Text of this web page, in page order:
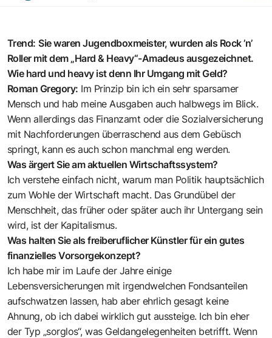
Trend: Sie waren Jugendboxmeister, wurden als Rock ’n’
Roller mit dem „Hard & Heavy“-Amadeus ausgezeichnet.
Wie hard und heavy ist denn Ihr Umgang mit Geld?
Roman Gregory: Im Prinzip bin ich ein sehr sparsamer
Mensch und hab meine Ausgaben auch halbwegs im Blick.
Wenn allerdings das Finanzamt oder die Sozialversicherung
mit Nachforderungen überraschend aus dem Gebüsch
springt, kann es auch schon manchmal eng werden.
Was ärgert Sie am aktuellen Wirtschaftssystem?
Ich verstehe einfach nicht, warum man Politik hauptsächlich
zum Wohle der Wirtschaft macht. Das Grundübel der
Menschheit, das früher oder später auch ihr Untergang sein
wird, ist der Kapitalismus.
Was halten Sie als freiberuflicher Künstler für ein gutes
finanzielles Vorsorgekonzept?
Ich habe mir im Laufe der Jahre einige
Lebensversicherungen mit irgendwelchen Fondsanteilen
aufschwatzen lassen, hab aber ehrlich gesagt keine
Ahnung, ob ich dabei wirklich gut aussteige. Ich bin eher
der Typ „sorglos“, was Geldangelegenheiten betrifft. Wenn